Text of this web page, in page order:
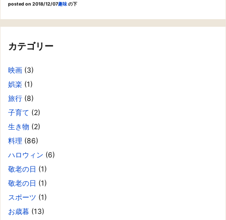
posted on 2018/12/07趣味の下
カテゴリー
映画 (3)
娯楽 (1)
旅行 (8)
子育て (2)
生き物 (2)
料理 (86)
ハロウィン (6)
敬老の日 (1)
敬老の日 (1)
スポーツ (1)
お歳暮 (13)